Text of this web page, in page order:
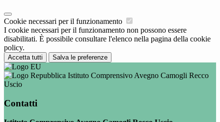
Cookie necessari per il funzionamento
I cookie necessari per il funzionamento non possono essere
disabilitati. È possibile consultare l'elenco nella pagina della cookie
policy.
Accetta tutti Salva le preferenze
Istituto Comprensivo Avegno Camogli Recco
Uscio
Contatti